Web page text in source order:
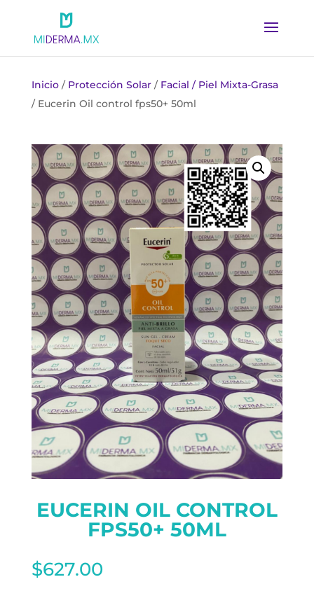
Inicio/ Protección Solar/ Facial / Piel Mixta-Grasa
/ Eucerin Oil control fps50+ 50ml
EUCERIN OIL CONTROL
FPS50+ 50ML
$627.00